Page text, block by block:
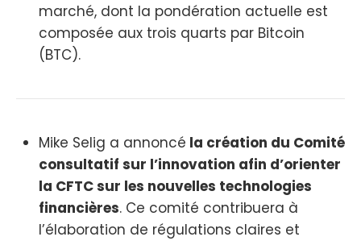
marché, dont la pondération actuelle est
composée aux trois quarts par Bitcoin
(BTC).
Mike Selig a annoncé la création du Comité
consultatif sur l’innovation afin d’orienter
la CFTC sur les nouvelles technologies
financières. Ce comité contribuera à
l’élaboration de régulations claires et